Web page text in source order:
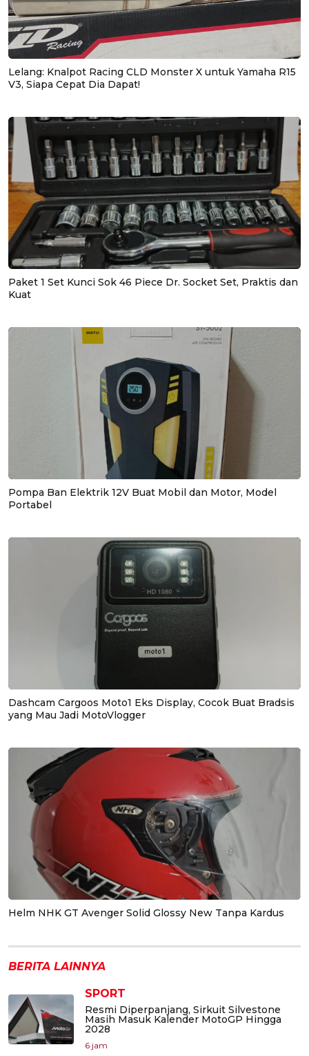
Lelang: Knalpot Racing CLD Monster X untuk Yamaha R15
V3, Siapa Cepat Dia Dapat!
Paket 1 Set Kunci Sok 46 Piece Dr. Socket Set, Praktis dan
Kuat
Pompa Ban Elektrik 12V Buat Mobil dan Motor, Model
Portabel
Dashcam Cargoos Moto1 Eks Display, Cocok Buat Bradsis
yang Mau Jadi MotoVlogger
Helm NHK GT Avenger Solid Glossy New Tanpa Kardus
BERITA LAINNYA
SPORT
Resmi Diperpanjang, Sirkuit Silvestone
Masih Masuk Kalender MotoGP Hingga
2028
6 jam